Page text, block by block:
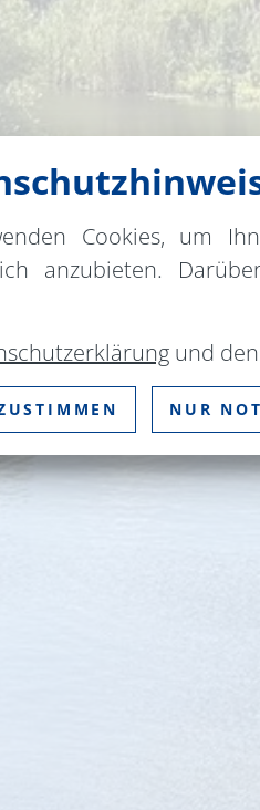
Cookies, um
anzubieten.
und den
NUR